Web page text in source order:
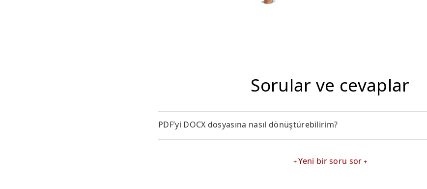
Sorular ve cevaplar
PDF’yi DOCX dosyasına nasıl dönüştürebilirim?
Yeni bir soru sor